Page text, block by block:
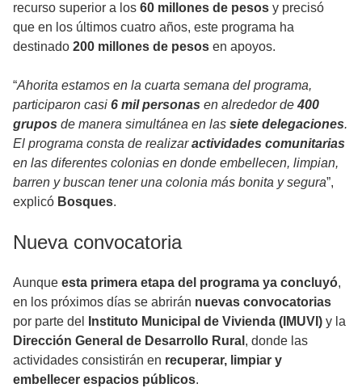
recurso superior a los 60 millones de pesos y precisó
que en los últimos cuatro años, este programa ha
destinado 200 millones de pesos en apoyos.
“Ahorita estamos en la cuarta semana del programa,
participaron casi 6 mil personas en alrededor de400
grupos de manera simultánea en las siete delegaciones.
El programa consta de realizaractividades comunitarias
en las diferentes colonias en donde embellecen, limpian,
barren y buscan tener una colonia más bonita y segura”,
explicó Bosques.
Nueva convocatoria
Aunque esta primera etapa del programa ya concluyó,
en los próximos días se abrirán nuevas convocatorias
por parte del
Instituto Municipal de Vivienda (IMUVI) y la
Dirección General de Desarrollo Rural , donde las
actividades consistirán en recuperar, limpiar y
embellecer espacios públicos.